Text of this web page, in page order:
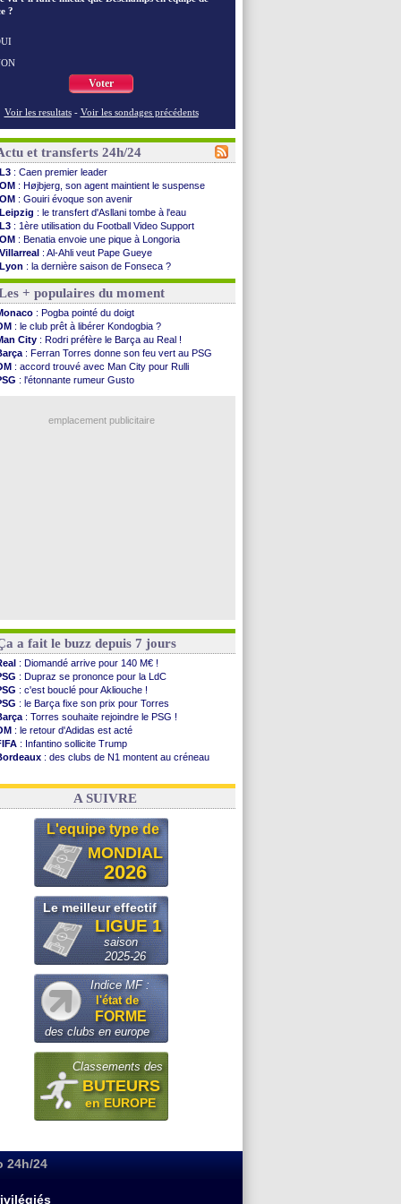
?
Voter
Voir les resultats - Voir les sondages précédents
et transferts 24h/24
L3 : Caen premier leader
OM : Højbjerg, son agent maintient le suspense
OM : Gouiri évoque son avenir
Leipzig : le transfert d'Asllani tombe à l'eau
L3 : 1ère utilisation du Football Video Support
OM : Benatia envoie une pique à Longoria
Villarreal : Al-Ahli veut Pape Gueye
Lyon : la dernière saison de Fonseca ?
OM: un nouveau prétendant pour Højbjerg
Brest: un gardien norvégien en approche ?
OM: McCourt a versé 120 M€ en 2026
PSG: 4 retours dans le groupe face à Man Utd ...
Nice: Kevin Carlos va partir en Italie
L1: prison avec sursis requis contre un arbitre
Leganés: c'est signé pour Luca Zidane (off.)
Atletico: Ruggeri en route pour Aston Villa
Monaco: Filipe Luis soutient Biereth
: Naples vise Gabriel Jesus
+ populaires du moment
: Pogba pointé du doigt
: le club prêt à libérer Kondogbia ?
City : Rodri préfère le Barça au Real !
: Ferran Torres donne son feu vert au PSG
: accord trouvé avec Man City pour Rulli
: l'étonnante rumeur Gusto
emplacement publicitaire
a fait le buzz depuis 7 jours
: Diomandé arrive pour 140 M€ !
: Dupraz se prononce pour la LdC
: c'est bouclé pour Akliouche !
: le Barça fixe son prix pour Torres
: Torres souhaite rejoindre le PSG !
: le retour d'Adidas est acté
: Infantino sollicite Trump
: des clubs de N1 montent au créneau
: le démenti de Leipzig pour Diomandé
A SUIVRE
L'equipe type de
MONDIAL
2026
Le meilleur effectif
LIGUE 1
saison
2025-26
Indice MF :
l'état de
FORME
des clubs en europe
Classements des
BUTEURS
en EUROPE
24h/24